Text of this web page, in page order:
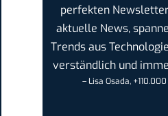
perfekten
aktuelle News,
Trends aus
verständlich und
– Lisa Osada,